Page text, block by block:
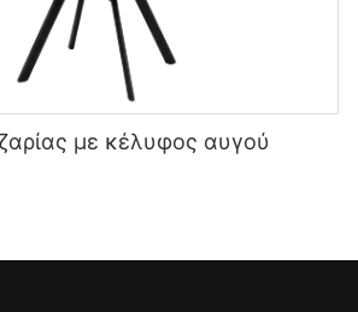
με κέλυφος αυγού